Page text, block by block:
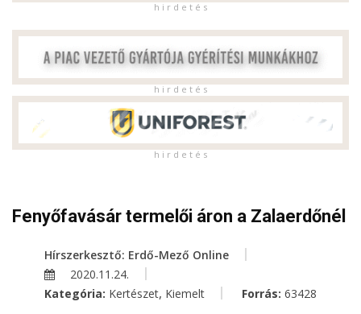
h i r d e t é s
h i r d e t é s
h i r d e t é s
Fenyőfavásár termelői áron a Zalaerdőnél
Hírszerkesztő: Erdő-Mező Online
2020.11.24.
Kategória: Kertészet, Kiemelt Forrás: 63428